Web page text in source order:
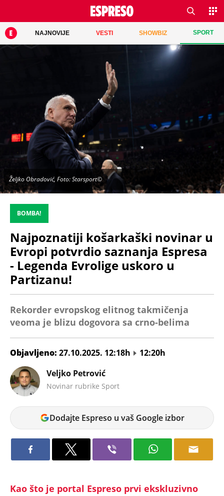
NAJNOVIJE VESTI SHOWBIZ SPORT
Željko Obradović, Foto: Starsport©
BOMBA!
Najpoznatiji košarkaški novinar u
Evropi potvrdio saznanja Espresa
- Legenda Evrolige uskoro u
Partizanu!
Rekorder evropskog elitnog takmičenja
veoma je blizu dogovora sa crno-belima
Objavljeno: 27.10.2025. 12:18h
12:20h
Veljko Petrović
Novinar rubrike Sport
Dodajte Espreso u vaš Google izbor
preneo svoja saznanja, novi košarkaš